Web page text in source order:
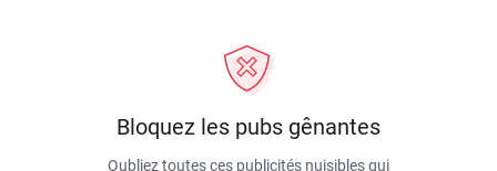
Bloquez les pubs gênantes
Oubliez toutes ces publicités nuisibles qui